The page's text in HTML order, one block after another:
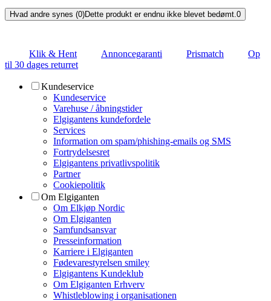
Hvad andre synes (0)Dette produkt er endnu ikke blevet bedømt. 0
Klik & Hent Annoncegaranti Prismatch
Op
til 30 dages returret
Kundeservice
Kundeservice
Varehuse / åbningstider
Elgigantens kundefordele
Services
Information om spam/phishing-emails og SMS
Fortrydelsesret
Elgigantens privatlivspolitik
Partner
Cookiepolitik
Om Elgiganten
Om Elkjøp Nordic
Om Elgiganten
Samfundsansvar
Presseinformation
Karriere i Elgiganten
Fødevarestyrelsen smiley
Elgigantens Kundeklub
Om Elgiganten Erhverv
Whistleblowing i organisationen